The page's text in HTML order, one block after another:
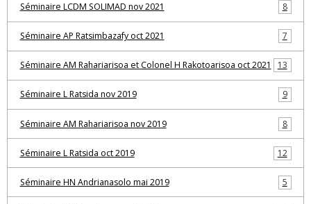
Séminaire LCDM SOLIMAD nov 2021 8
Séminaire AP Ratsimbazafy oct 2021 7
Séminaire AM Rahariarisoa et Colonel H Rakotoarisoa oct 2021 13
Séminaire L Ratsida nov 2019 9
Séminaire AM Rahariarisoa nov 2019 8
Séminaire L Ratsida oct 2019 12
Séminaire HN Andrianasolo mai 2019 5